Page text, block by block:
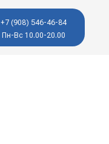
+7 (908) 546-46-84
Пн-Вс 10.00-20.00